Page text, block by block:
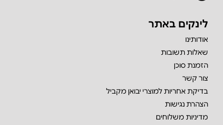
לינקים באתר
אודותינו
שאלות תשובות
הזמנת סוכן
צור קשר
בדיקת אחריות למוצרי יבואן מקביל
הצהרת נגישות
מדיניות משלוחים